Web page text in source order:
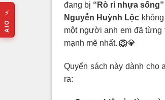
đang bị “Rò rỉ nhựa sống”
Nguyễn Huỳnh Lộc
một người anh em đã từng
mạnh mẽ nhất. 🦁💎
Quyển sách này dành cho
ra:
⚡
AIO